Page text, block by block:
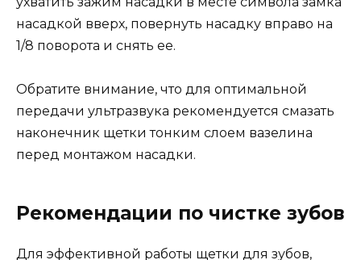
насадкой вверх, повернуть насадку вправо на
1/8 поворота и снять ее.
Обратите внимание, что для оптимальной
передачи ультразвука рекомендуется смазать
наконечник щетки тонким слоем вазелина
перед монтажом насадки.
Рекомендации по чистке зубов
Для эффективной работы щетки для зубов,